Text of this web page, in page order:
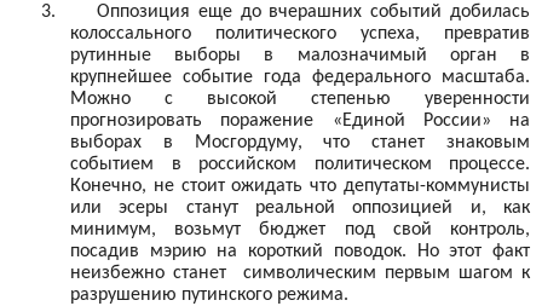
3.
Оппозиция еще до вчерашних событий добилась
колоссального политического успеха, превратив
рутинные выборы в малозначимый орган в
крупнейшее событие года федерального масштаба.
Можно с высокой степенью уверенности
прогнозировать поражение «Единой России» на
выборах в Мосгордуму, что станет знаковым
событием в российском политическом процессе.
Конечно, не стоит ожидать что депутаты-коммунисты
или эсеры станут реальной оппозицией и, как
минимум, возьмут бюджет под свой контроль,
посадив мэрию на короткий поводок. Но этот факт
неизбежно станет
символическим первым шагом к
разрушению путинского режима.